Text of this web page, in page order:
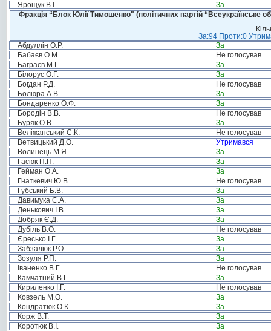
Ярощук В.І.
За
Фракція “Блок Юлії Тимошенко" (політичних партій “Всеукраїнське
За:94 Проти:0
Абдуллін О.Р.
За
Бабаєв О.М.
Не голосував
Баграєв М.Г.
За
Білорус О.Г.
За
Богдан Р.Д.
Не голосував
Болюра А.В.
За
Бондаренко О.Ф.
За
Бородін В.В.
Не голосував
Буряк О.В.
За
Веліжанський С.К.
Не голосував
Ветвицький Д.О.
Утримався
Волинець М.Я.
За
Гасюк П.П.
За
Гейман О.А.
За
Гнаткевич Ю.В.
Не голосував
Губський Б.В.
За
Давимука С.А.
За
Денькович І.В.
За
Добряк Є.Д.
За
Дубіль В.О.
Не голосував
Єресько І.Г.
За
Забзалюк Р.О.
За
Зозуля Р.П.
За
Іваненко В.Г.
Не голосував
Камчатний В.Г.
За
Кириленко І.Г.
Не голосував
Ковзель М.О.
За
Кондратюк О.К.
За
Корж В.Т.
За
Коротюк В.І.
За